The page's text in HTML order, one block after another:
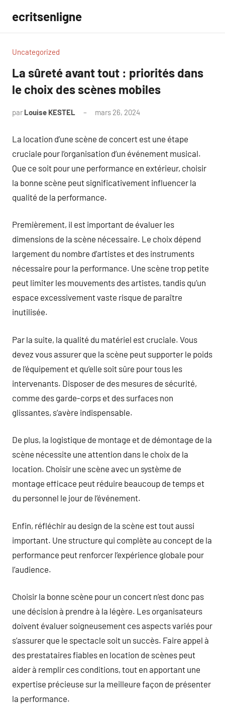
contenu
ecritsenligne
Uncategorized
La sûreté avant tout : priorités dans
le choix des scènes mobiles
par Louise KESTEL mars 26, 2024
La location d’une scène de concert est une étape
cruciale pour l’organisation d’un événement musical.
Que ce soit pour une performance en extérieur, choisir
la bonne scène peut significativement influencer la
qualité de la performance.
Premièrement, il est important de évaluer les
dimensions de la scène nécessaire. Le choix dépend
largement du nombre d’artistes et des instruments
nécessaire pour la performance. Une scène trop petite
peut limiter les mouvements des artistes, tandis qu’un
espace excessivement vaste risque de paraître
inutilisée.
Par la suite, la qualité du matériel est cruciale. Vous
devez vous assurer que la scène peut supporter le poids
de l’équipement et qu’elle soit sûre pour tous les
intervenants. Disposer de des mesures de sécurité,
comme des garde-corps et des surfaces non
glissantes, s’avère indispensable.
De plus, la logistique de montage et de démontage de la
scène nécessite une attention dans le choix de la
location. Choisir une scène avec un système de
montage efficace peut réduire beaucoup de temps et
du personnel le jour de l’événement.
Enfin, réfléchir au design de la scène est tout aussi
important. Une structure qui complète au concept de la
performance peut renforcer l’expérience globale pour
l’audience.
Choisir la bonne scène pour un concert n’est donc pas
une décision à prendre à la légère. Les organisateurs
doivent évaluer soigneusement ces aspects variés pour
s’assurer que le spectacle soit un succès. Faire appel à
des prestataires fiables en location de scènes peut
aider à remplir ces conditions, tout en apportant une
expertise précieuse sur la meilleure façon de présenter
la performance.